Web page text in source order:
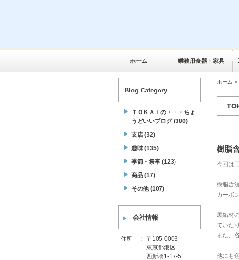
ホーム 業務用食器・家具
ホーム >
樹脂
今回は
樹脂含
カーボ
黒鉛材
ていた
また、
他にも
Blog Category
ＴＯＫＡＩの・・・ちょ
うどいいブログ (380)
支店 (32)
趣味 (135)
季節・祭事 (123)
商品 (17)
その他 (107)
会社情報
住所 :
〒105-0003
東京都港区
西新橋1-17-5